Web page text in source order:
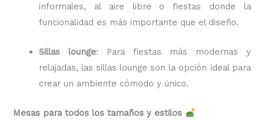
informales, al aire libre o fiestas donde la
funcionalidad es más importante que el diseño.
Sillas lounge: Para fiestas más modernas y
relajadas, las sillas lounge son la opción ideal para
crear un ambiente cómodo y único.
Mesas para todos los tamaños y estilos